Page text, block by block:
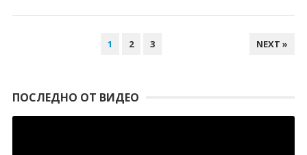
1 2 3 NEXT »
ПОСЛЕДНО ОТ ВИДЕО